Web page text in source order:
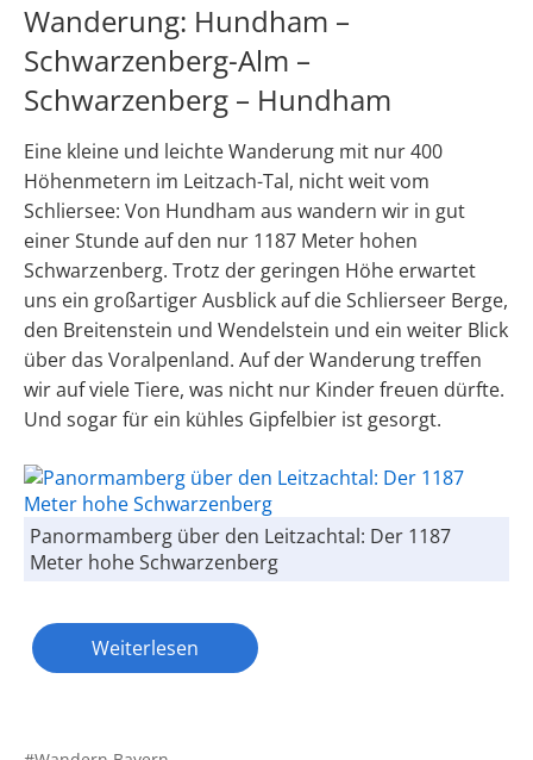
Wanderung: Hundham –
Schwarzenberg-Alm –
Schwarzenberg – Hundham
Eine kleine und leichte Wanderung mit nur 400
Höhenmetern im Leitzach-Tal, nicht weit vom
Schliersee: Von Hundham aus wandern wir in gut
einer Stunde auf den nur 1187 Meter hohen
Schwarzenberg. Trotz der geringen Höhe erwartet
uns ein großartiger Ausblick auf die Schlierseer Berge,
den Breitenstein und Wendelstein und ein weiter Blick
über das Voralpenland. Auf der Wanderung treffen
wir auf viele Tiere, was nicht nur Kinder freuen dürfte.
Und sogar für ein kühles Gipfelbier ist gesorgt.
Panormamberg über den Leitzachtal: Der 1187
Meter hohe Schwarzenberg
Weiterlesen